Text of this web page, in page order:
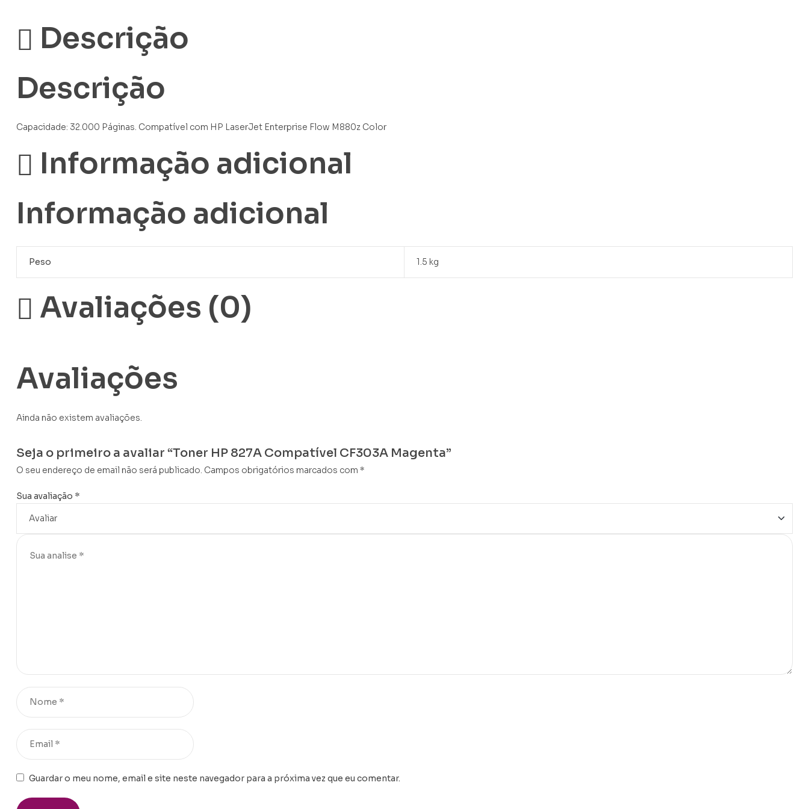
Descrição
Descrição
Capacidade: 32.000 Páginas. Compatível com HP LaserJet Enterprise Flow M880z Color
Informação adicional
Informação adicional
Peso 1.5 kg
Avaliações (0)
Avaliações
Ainda não existem avaliações.
Seja o primeiro a avaliar “Toner HP 827A Compatível CF303A Magenta”
O seu endereço de email não será publicado. Campos obrigatórios marcados com *
Sua avaliação *
Guardar o meu nome, email e site neste navegador para a próxima vez que eu comentar.